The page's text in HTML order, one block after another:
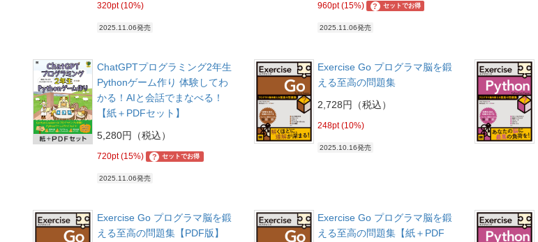
320pt (10%)
2025.11.06発売
960pt (15%) ? セットでお得
2025.11.06発売
ChatGPTプログラミング2年生
Pythonゲーム作り 体験してわ
かる！AIと会話でまなべる！
【紙＋PDFセット】
5,280円（税込）
720pt (15%) ? セットでお得
2025.11.06発売
Exercise Go プログラマ脳を鍛
える至高の問題集
2,728円（税込）
248pt (10%)
2025.10.16発売
Exercise Go プログラマ脳を鍛
える至高の問題集【PDF版】
Exercise Go プログラマ脳を鍛
える至高の問題集【紙＋PDF